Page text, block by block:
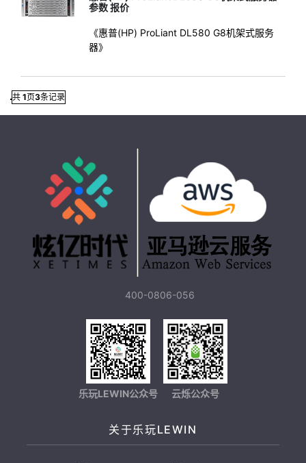
参数 报价
《惠普(HP) ProLiant DL580 G8机架式服务
器》
共 1页3条记录
400-0806-056
乐玩LEWIN公众号 云烁公众号
关于乐玩LEWIN